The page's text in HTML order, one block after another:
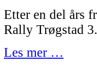
Etter en del års
Rally Trøgstad
Les mer …